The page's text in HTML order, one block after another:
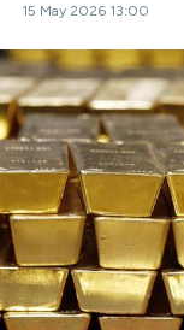
15 May 2026 13:00